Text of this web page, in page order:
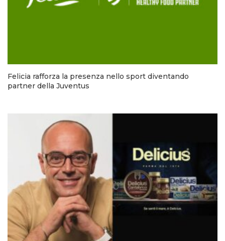
Felicia rafforza la presenza nello sport diventando
partner della Juventus